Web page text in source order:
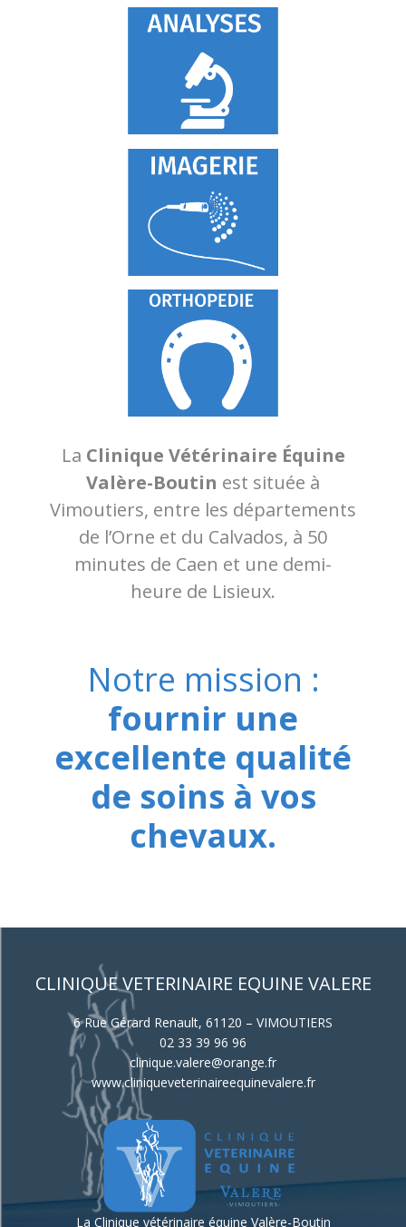
La Clinique Vétérinaire Équine
Valère-Boutin est située à
Vimoutiers, entre les départements
de l’Orne et du Calvados, à 50
minutes de Caen et une demi-
heure de Lisieux.
Notre mission :
fournir une
excellente qualité
de soins à vos
chevaux.
CLINIQUE VETERINAIRE EQUINE VALERE
6 Rue Gérard Renault, 61120 – VIMOUTIERS
02 33 39 96 96
clinique.valere@orange.fr
www.cliniqueveterinaireequinevalere.fr
La Clinique vétérinaire équine Valère-Boutin